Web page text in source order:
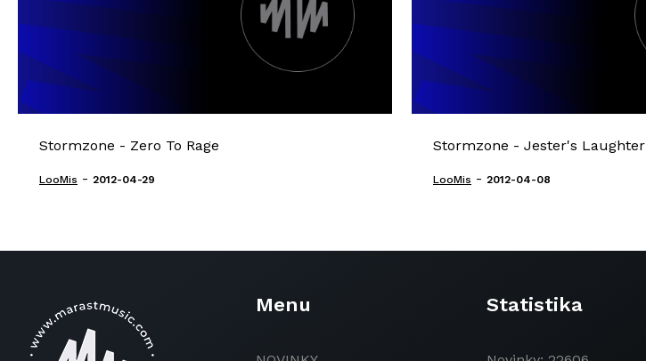
Stormzone - Zero To Rage
LooMis - 2012-04-29
Stormzone - Jester's Laughter
LooMis - 2012-04-08
Menu Statistika